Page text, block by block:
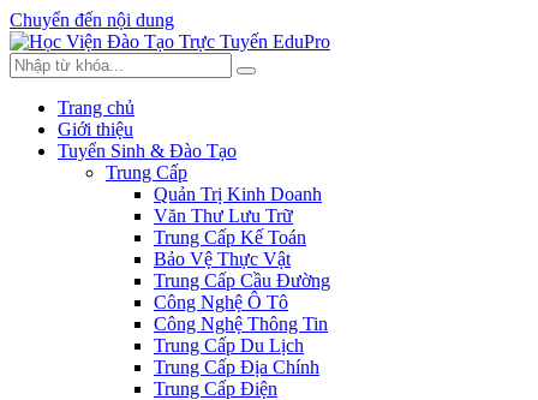
Chuyển đến nội dung
Trang chủ
Giới thiệu
Tuyển Sinh & Đào Tạo
Trung Cấp
Quản Trị Kinh Doanh
Văn Thư Lưu Trữ
Trung Cấp Kế Toán
Bảo Vệ Thực Vật
Trung Cấp Cầu Đường
Công Nghệ Ô Tô
Công Nghệ Thông Tin
Trung Cấp Du Lịch
Trung Cấp Địa Chính
Trung Cấp Điện